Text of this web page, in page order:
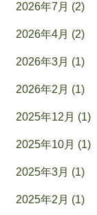
2026年7月 (2)
2026年4月 (2)
2026年3月 (1)
2026年2月 (1)
2025年12月 (1)
2025年10月 (1)
2025年3月 (1)
2025年2月 (1)